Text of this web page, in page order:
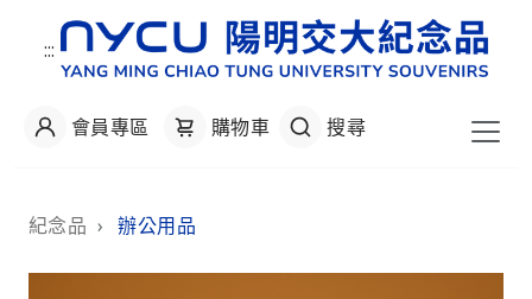
:::
會員專區 購物車 搜尋
紀念品 › 辦公用品